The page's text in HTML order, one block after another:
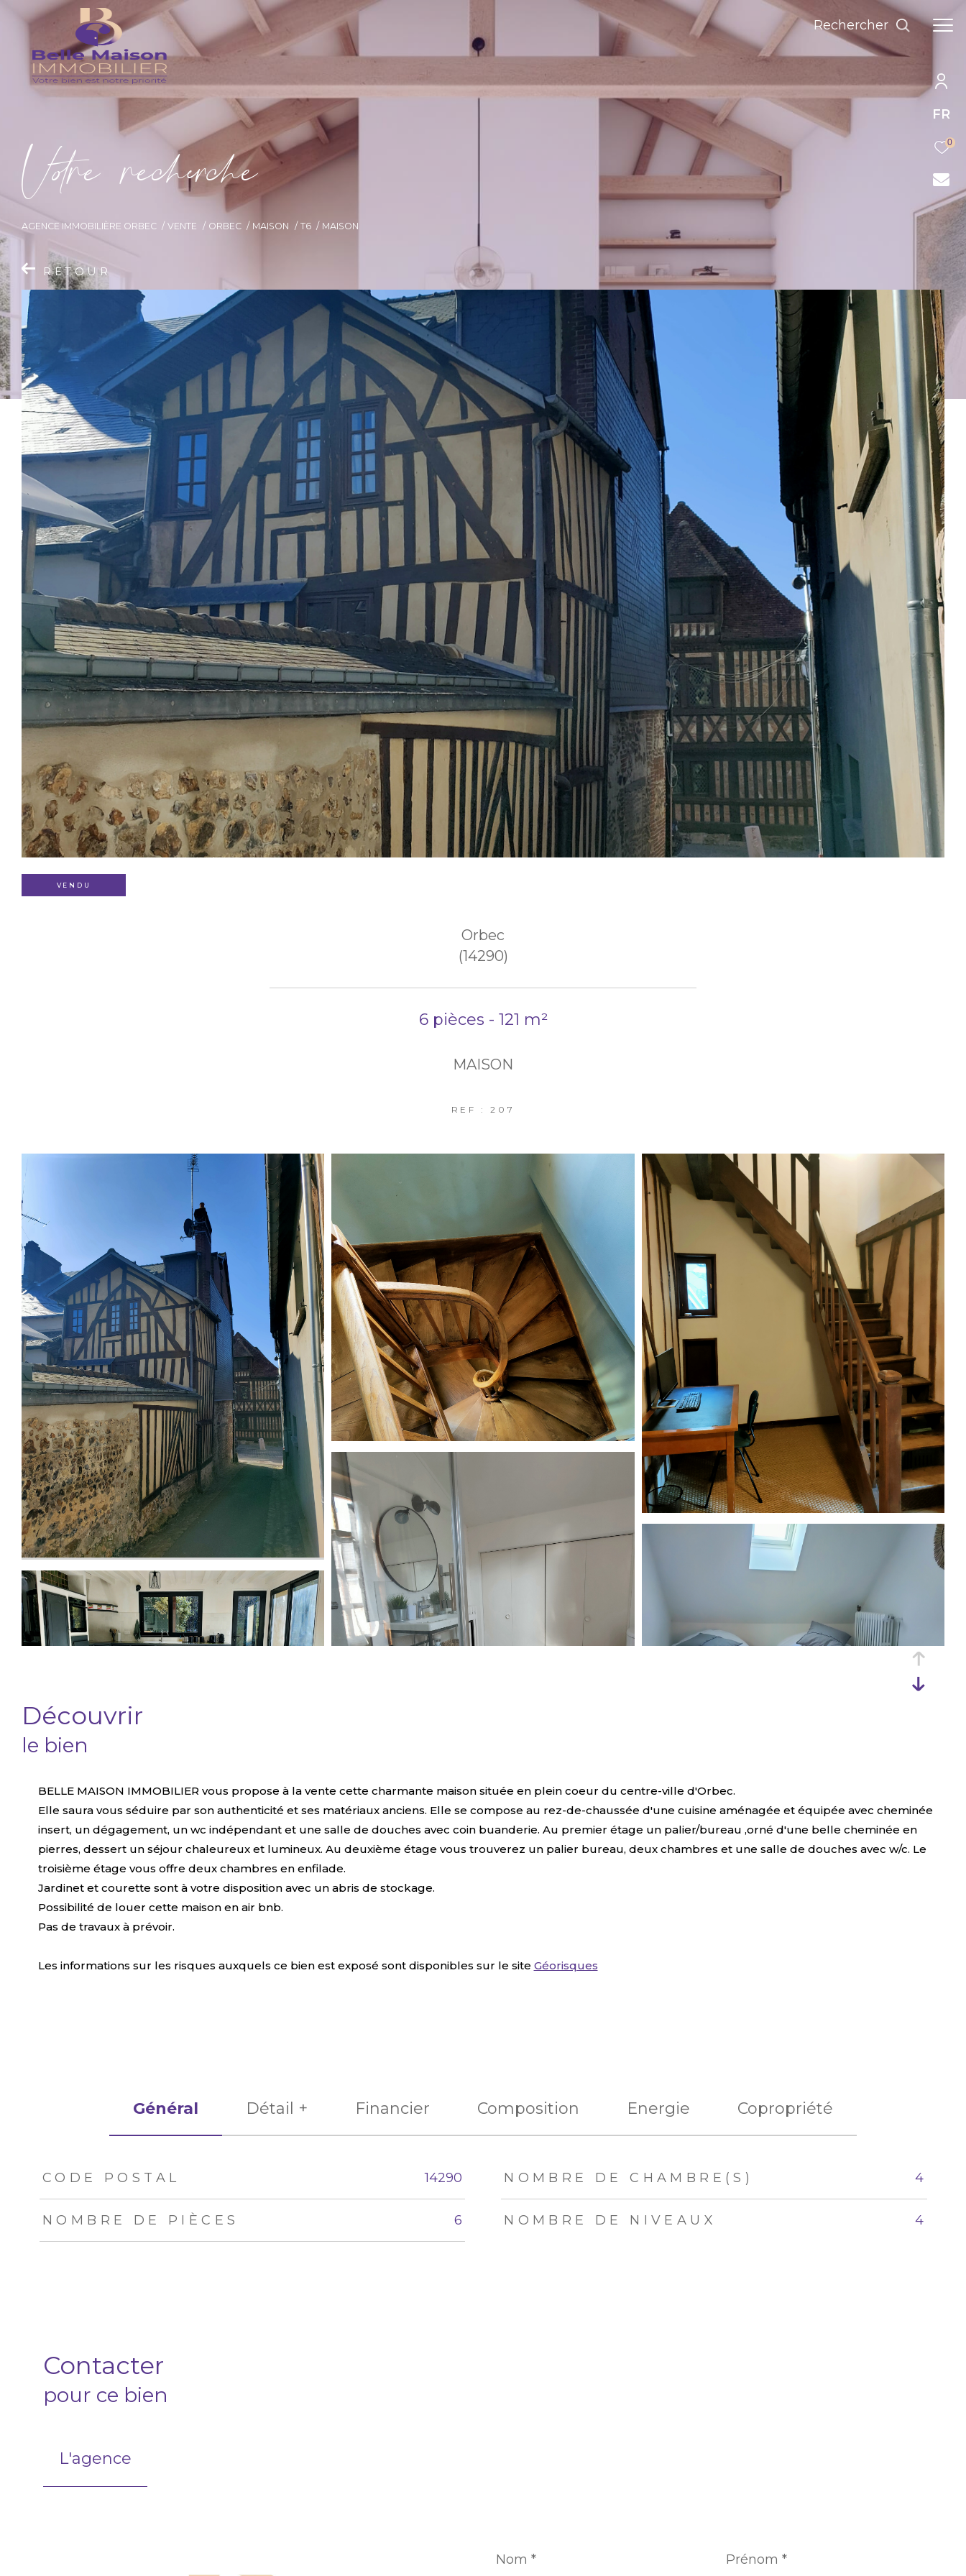
FR
0
rechercher
Vore recece
AGENCE IMMOBILIÈRE ORBEC VENTE ORBEC MAISON T6 MAISON
RETOUR
VENDU
Orbec
(14290)
6 pièces - 121 m²
MAISON
REF : 207
découvrir
le bien
BELLE MAISON IMMOBILIER vous propose à la vente cette charmante maison située en plein coeur du centre-ville d'Orbec.
Elle saura vous séduire par son authenticité et ses matériaux anciens. Elle se compose au rez-de-chaussée d'une cuisine aménagée et équipée avec cheminée
insert, un dégagement, un wc indépendant et une salle de douches avec coin buanderie. Au premier étage un palier/bureau ,orné d'une belle cheminée en
pierres, dessert un séjour chaleureux et lumineux. Au deuxième étage vous trouverez un palier bureau, deux chambres et une salle de douches avec w/c. Le
troisième étage vous offre deux chambres en enfilade.
Jardinet et courette sont à votre disposition avec un abris de stockage.
Possibilité de louer cette maison en air bnb.
Pas de travaux à prévoir.
Les informations sur les risques auxquels ce bien est exposé sont disponibles sur le site Géorisques
Général Détail + Financier Composition Energie Copropriété
TRAD_ZEPHYR_Caracteristique
CODE POSTAL 14290 NOMBRE DE CHAMBRE(S) 4
NOMBRE DE PIÈCES 6 NOMBRE DE NIVEAUX 4
Contacter
pour ce bien
L'agence
* *